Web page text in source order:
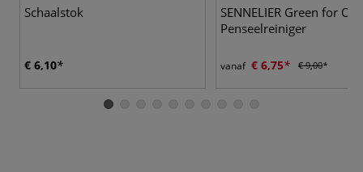
Schaalstok
€ 6,10
SENNELIER Green for Oil
Penseelreiniger
vanaf € 6,75 € 9,00